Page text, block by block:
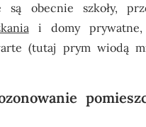
są obecnie szkoły,
i domy
(tutaj prym wiodą